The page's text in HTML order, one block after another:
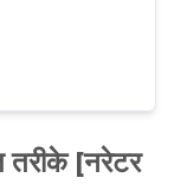
[नरेटर